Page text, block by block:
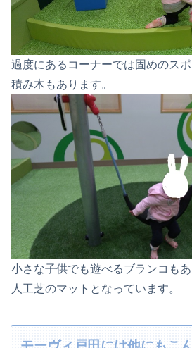
過度にあるコーナーでは固めのス
積み木もあります。
小さな子供でも遊べるブランコも
人工芝のマットとなっています。